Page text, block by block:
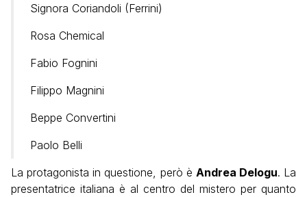
Signora Coriandoli (Ferrini)
Rosa Chemical
Fabio Fognini
Filippo Magnini
Beppe Convertini
Paolo Belli
La protagonista in questione, però è Andrea Delogu. La
presentatrice italiana è al centro del mistero per quanto